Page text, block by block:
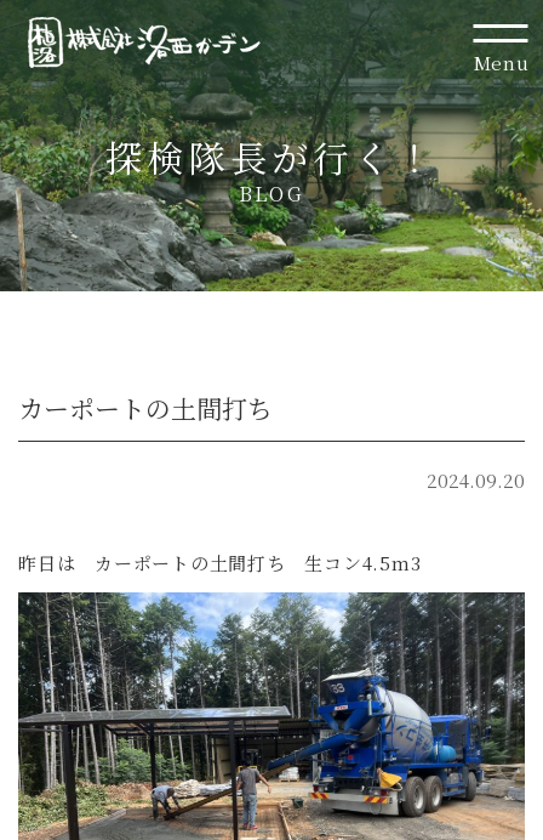
Menu
探検隊長が行く！
BLOG
カーポートの土間打ち
2024.09.20
昨日は カーポートの土間打ち 生コン4.5m3